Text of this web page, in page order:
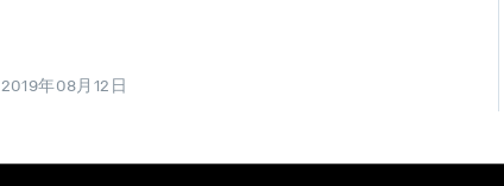
2019年08月12日